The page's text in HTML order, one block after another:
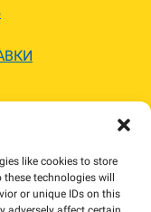
like cookies to store
technologies will
or unique IDs on this